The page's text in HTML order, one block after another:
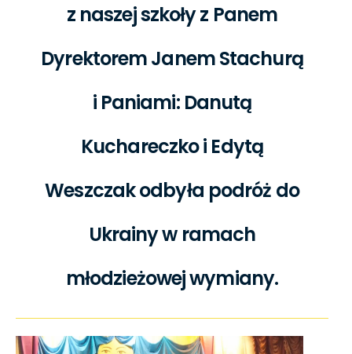
z naszej szkoły z Panem
Dyrektorem Janem Stachurą
i Paniami: Danutą
Kuchareczko i Edytą
Weszczak odbyła podróż do
Ukrainy w ramach
młodzieżowej wymiany.